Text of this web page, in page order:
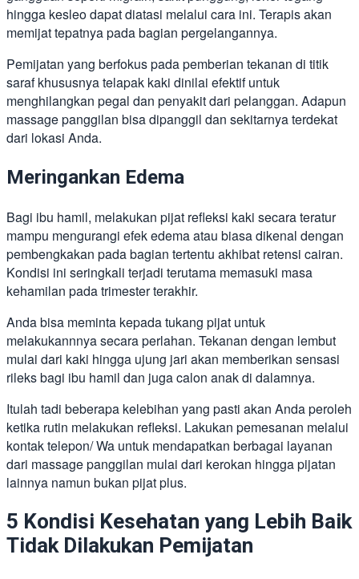
hingga kesleo dapat diatasi melalui cara ini. Terapis akan
memijat tepatnya pada bagian pergelangannya.
Pemijatan yang berfokus pada pemberian tekanan di titik
saraf khususnya telapak kaki dinilai efektif untuk
menghilangkan pegal dan penyakit dari pelanggan. Adapun
massage panggilan bisa dipanggil dan sekitarnya terdekat
dari lokasi Anda.
Meringankan Edema
Bagi ibu hamil, melakukan pijat refleksi kaki secara teratur
mampu mengurangi efek edema atau biasa dikenal dengan
pembengkakan pada bagian tertentu akhibat retensi cairan.
Kondisi ini seringkali terjadi terutama memasuki masa
kehamilan pada trimester terakhir.
Anda bisa meminta kepada tukang pijat untuk
melakukannnya secara perlahan. Tekanan dengan lembut
mulai dari kaki hingga ujung jari akan memberikan sensasi
rileks bagi ibu hamil dan juga calon anak di dalamnya.
Itulah tadi beberapa kelebihan yang pasti akan Anda peroleh
ketika rutin melakukan refleksi. Lakukan pemesanan melalui
kontak telepon/ Wa untuk mendapatkan berbagai layanan
dari massage panggilan mulai dari kerokan hingga pijatan
lainnya namun bukan pijat plus.
5 Kondisi Kesehatan yang Lebih Baik
Tidak Dilakukan Pemijatan